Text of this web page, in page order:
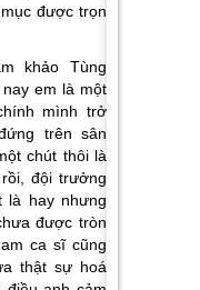
được trọn
khảo Tùng
nay em là một
mình trở
trên sân
chút thôi là
đội trưởng
là hay nhưng
được tròn
ca sĩ cũng
thật sự hoá